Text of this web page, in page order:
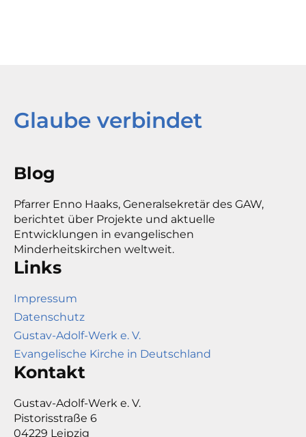
Glaube verbindet
Blog
Pfarrer Enno Haaks, Generalsekretär des GAW,
berichtet über Projekte und aktuelle
Entwicklungen in evangelischen
Minderheitskirchen weltweit.
Links
Impressum
Datenschutz
Gustav-Adolf-Werk e. V.
Evangelische Kirche in Deutschland
Kontakt
Gustav-Adolf-Werk e. V.
Pistorisstraße 6
04229 Leipzig